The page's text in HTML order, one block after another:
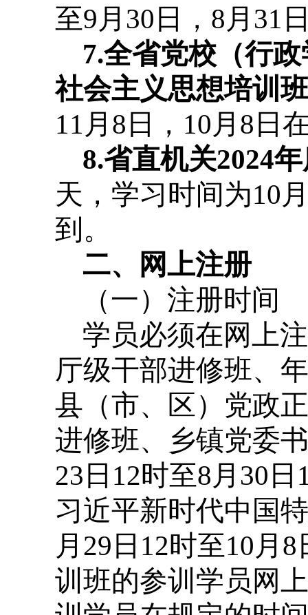
至9月30日，8月31
7.全省党校（行
社会主义思想培训
11月8日，10月8日
8.省直机关2024
天，学习时间为10
到。
二、网上注册
（一）注册时间
学员必须在网上
厅级干部进修班、
县（市、区）党政
进修班、乡镇党委
23日12时至8月30
习近平新时代中国
月29日12时至10月
训班的参训学员网